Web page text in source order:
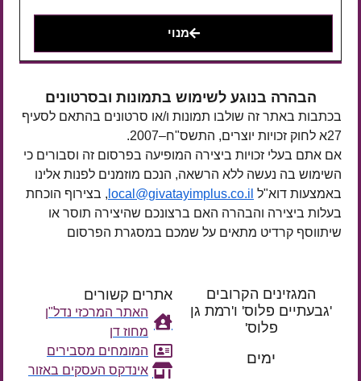
מנוי
הבהרה בנוגע לשימוש בתמונות ובסרטונים
בכתבות באתר זה שולבו תמונות ו/או סרטונים בהתאם לסעיף
27א לחוק זכויות יוצרים, התשס"ח–2007.
אם אתם בעלי זכויות ביצירה המופיעה בפרסום זה וסבורים כי
השימוש בה נעשה ללא הרשאה, הנכם מוזמנים לפנות אלינו
באמצעות דוא"ל local@givatayimplus.co.il , בצירוף הוכחת
בעלות ביצירה והבהרה האם ברצונכם שהיצירה תוסר או
שיתווסף קרדיט מתאים על שמכם במסגרת הפרסום
המגזינים הקרובים
'גבעתיים פלוס' ו'רמת גן
פלוס'
ימים
אתרים קשורים
האתר המרכזי נדל"ן
מחוז דן
המומחים מסבירים
אינדקס העסקים באזור